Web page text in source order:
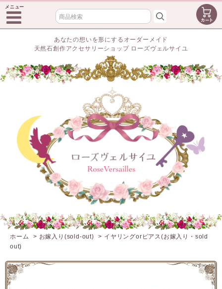
メニュー
あなたの想いを形にするオーダーメイド
天然石創作アクセサリーショップ ローズヴェルサイユ
ホーム > お嫁入り(sold-out) > イヤリングorピアス(お嫁入り・sold
out)